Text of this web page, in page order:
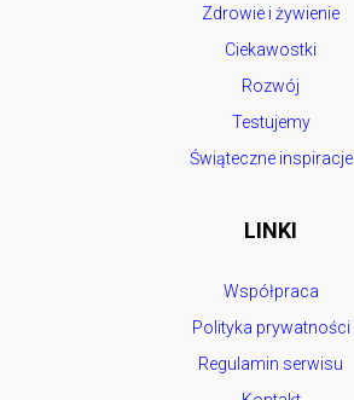
Zdrowie i żywienie
Ciekawostki
Rozwój
Testujemy
Świąteczne inspiracje
LINKI
Współpraca
Polityka prywatności
Regulamin serwisu